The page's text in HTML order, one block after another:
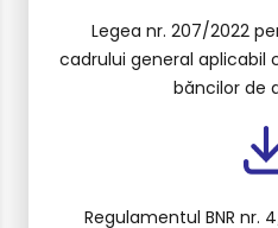
Legea nr. 207/2022
cadrului general aplicabil
băncilor de
Regulamentul BNR nr.